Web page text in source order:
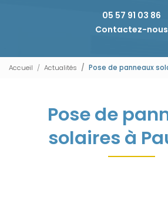
05 57 91 03 86
Contactez-nous
Accueil Actualités Pose de panneaux
Pose de
solaires à